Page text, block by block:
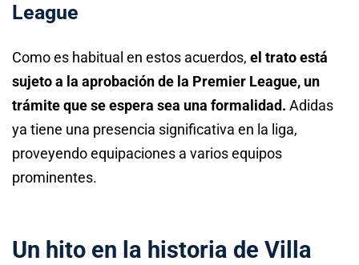
League
Como es habitual en estos acuerdos, el trato está
sujeto a la aprobación de la Premier League, un
trámite que se espera sea una formalidad. Adidas
ya tiene una presencia significativa en la liga,
proveyendo equipaciones a varios equipos
prominentes.
Un hito en la historia de Villa